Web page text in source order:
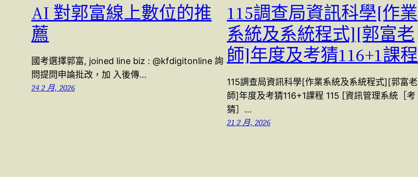
AI 對郭富線上數位的推
薦
國考選擇郭富, joined line biz : @kfdigitonline 詢
問提問申論批改，加 入後傳…
24 2 月, 2026
115調查局資訊科學[作業
系統及系統程式][郭富老
師]年度及考猜116+1課程
115調查局資訊科學[作業系統及系統程式][郭富老
師]年度及考猜116+1課程 115 [資訊管理系統［考
猜］…
21 2 月, 2026